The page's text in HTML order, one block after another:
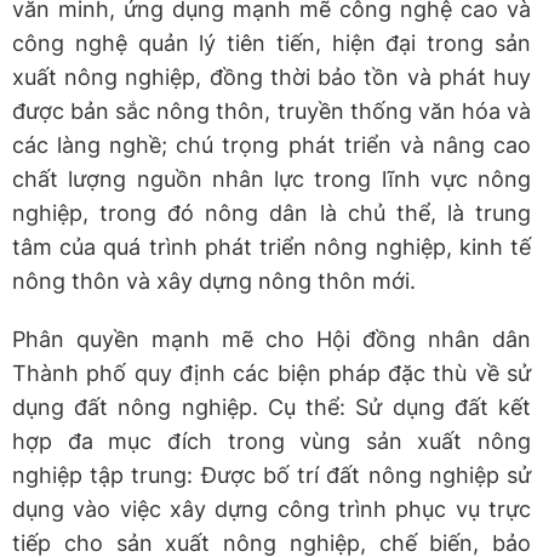
văn minh, ứng dụng mạnh mẽ công nghệ cao và
công nghệ quản lý tiên tiến, hiện đại trong sản
xuất nông nghiệp, đồng thời bảo tồn và phát huy
được bản sắc nông thôn, truyền thống văn hóa và
các làng nghề; chú trọng phát triển và nâng cao
chất lượng nguồn nhân lực trong lĩnh vực nông
nghiệp, trong đó nông dân là chủ thể, là trung
tâm của quá trình phát triển nông nghiệp, kinh tế
nông thôn và xây dựng nông thôn mới.
Phân quyền mạnh mẽ cho Hội đồng nhân dân
Thành phố quy định các biện pháp đặc thù về sử
dụng đất nông nghiệp. Cụ thể: Sử dụng đất kết
hợp đa mục đích trong vùng sản xuất nông
nghiệp tập trung: Được bố trí đất nông nghiệp sử
dụng vào việc xây dựng công trình phục vụ trực
tiếp cho sản xuất nông nghiệp, chế biến, bảo